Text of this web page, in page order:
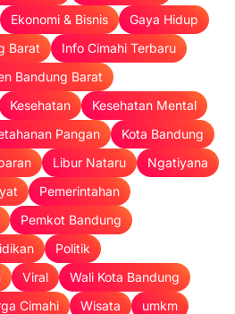
Ekonomi & Bisnis
Gaya Hidup
Barat
Info Cimahi Terbaru
Bandung Barat
Kesehatan
Kesehatan Mental
Pangan
Kota Bandung
Libur Nataru
Ngatiyana
Pemerintahan
Pemkot Bandung
Politik
Viral
Wali Kota Bandung
Cimahi Wisata umkm